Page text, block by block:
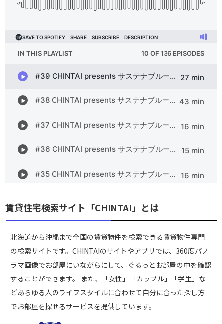
賃貸住宅検索サイト「CHINTAI」とは
北海道から沖縄まで全国の賃貸物件を検索できる賃貸物件専門
の検索サイトです。CHINTAIのサイトやアプリでは、360度パノ
ラマ画像でお部屋にいながらにして、ぐるっとお部屋の中を確認
することができます。 また、「女性」「カップル」「学生」な
どあらゆる人のライフスタイルに合わせて自分に合った探し方
でお部屋を探せるサービスを提供しています。